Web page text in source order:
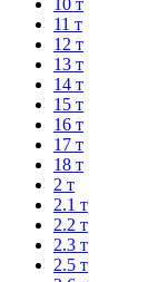
11 т
12 т
13 т
14 т
15 т
16 т
17 т
18 т
2 т
2.1 т
2.2 т
2.3 т
2.5 т